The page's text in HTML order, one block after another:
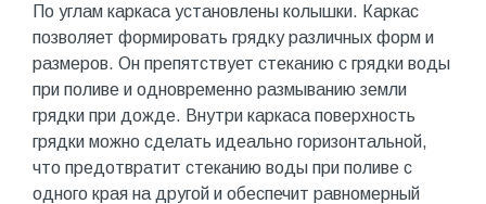
По углам каркаса установлены колышки. Каркас
позволяет формировать грядку различных форм и
размеров. Он препятствует стеканию с грядки воды
при поливе и одновременно размыванию земли
грядки при дожде. Внутри каркаса поверхность
грядки можно сделать идеально горизонтальной,
что предотвратит стеканию воды при поливе с
одного края на другой и обеспечит равномерный